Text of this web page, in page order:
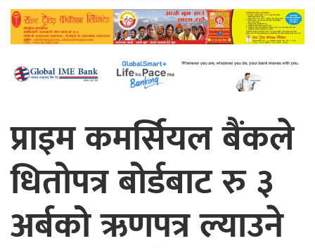
प्राइम कमर्सियल बैंकले
धितोपत्र बोर्डबाट रु ३
अर्बको ऋणपत्र ल्याउने